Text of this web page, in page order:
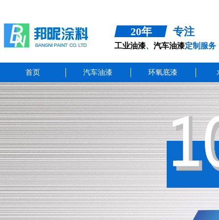
20年 专注
工业油漆、 汽车油漆定制服务
首页 汽车油漆 环氧底漆